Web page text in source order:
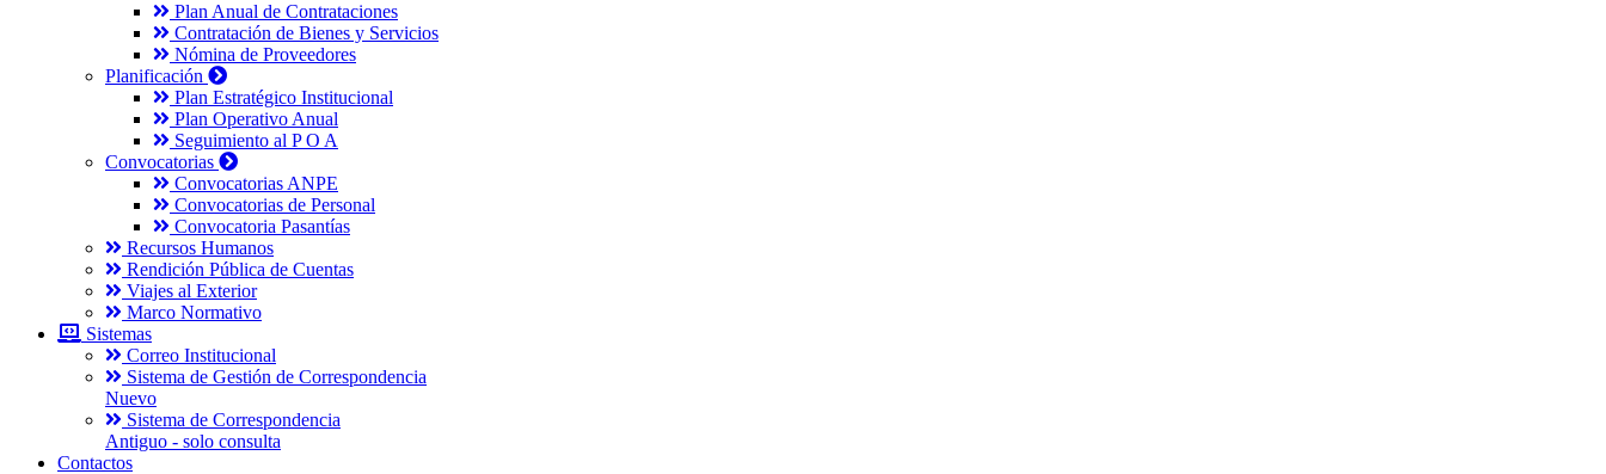
Plan Anual de Contrataciones
Contratación de Bienes y Servicios
Nómina de Proveedores
Planificación
Plan Estratégico Institucional
Plan Operativo Anual
Seguimiento al P O A
Convocatorias
Convocatorias ANPE
Convocatorias de Personal
Convocatoria Pasantías
Recursos Humanos
Rendición Pública de Cuentas
Viajes al Exterior
Marco Normativo
Sistemas
Correo Institucional
Sistema de Gestión de Correspondencia
Nuevo
Sistema de Correspondencia
Antiguo - solo consulta
Contactos